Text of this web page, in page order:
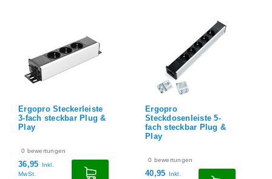
Ergopro Steckerleiste
3-fach steckbar Plug &
Play
0 bewertungen
36,95
Inkl.
MwSt.
Ergopro
Steckdosenleiste 5-
fach steckbar Plug &
Play
0 bewertungen
40,95
Inkl.